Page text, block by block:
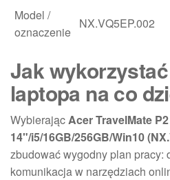
Model /
oznaczenie
NX.VQ5EP.002
Jak
laptopa na co
WybierającAcer TravelMate P2
14"/i5/16GB/256GB/Win10
zbudować wygodny plan pracy:
komunikacja w narzędziach